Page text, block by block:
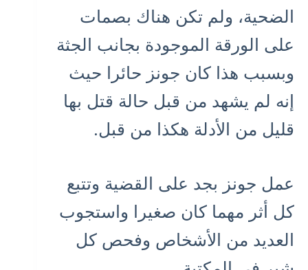
الضحية، ولم تكن هناك بصمات
على الورقة الموجودة بجانب الجثة
وبسبب هذا كان جونز حائرا حيث
إنه لم يشهد من قبل حالة قتل بها
قليل من الأدلة هكذا من قبل.
عمل جونز بجد على القضية وتتبع
كل أثر مهما كان صغيرا واستجوب
العديد من الأشخاص وفحص كل